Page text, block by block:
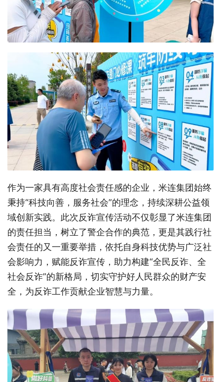
作为一家具有高度社会责任感的企业，米连集团始终
秉持“科技向善，服务社会”的理念，持续深耕公益领
域创新实践。此次反诈宣传活动不仅彰显了米连集团
的责任担当，树立了警企合作的典范，更是其践行社
会责任的又一重要举措，依托自身科技优势与广泛社
会影响力，赋能反诈宣传，助力构建“全民反诈、全
社会反诈”的新格局，切实守护好人民群众的财产安
全，为反诈工作贡献企业智慧与力量。